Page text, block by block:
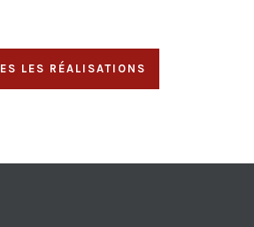
LES RÉALISATIONS